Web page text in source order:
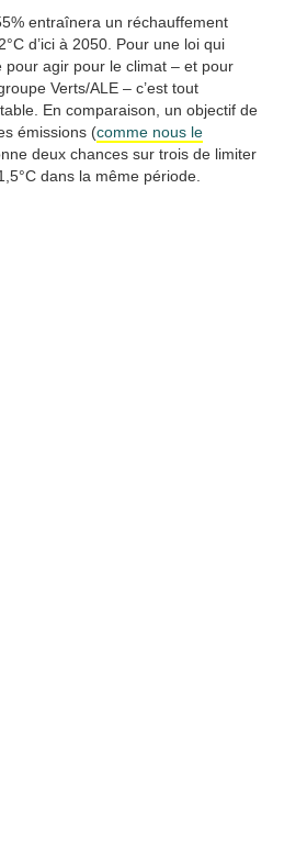
entraînera un réchauffement
d’ici à 2050. Pour une loi qui
pour agir pour le climat – et pour
Verts/ALE – c’est tout
En comparaison, un objectif de
émissions (comme nous le
deux chances sur trois de limiter
dans la même période.